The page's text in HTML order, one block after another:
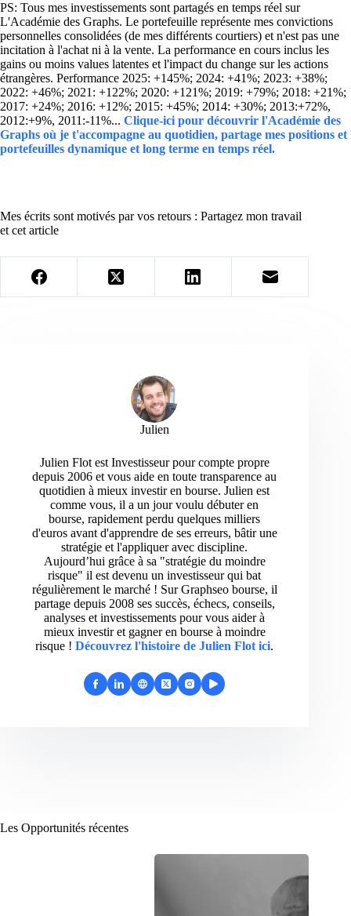
PS: Tous mes investissements sont partagés en temps réel sur
L'Académie des Graphs. Le portefeuille représente mes convictions
personnelles consolidées (de mes différents courtiers) et n'est pas une
incitation à l'achat ni à la vente. La performance en cours inclus les
gains ou moins values latentes et l'impact du change sur les actions
étrangères. Performance 2025: +145%; 2024: +41%; 2023: +38%;
2022: +46%; 2021: +122%; 2020: +121%; 2019: +79%; 2018: +21%;
2017: +24%; 2016: +12%; 2015: +45%; 2014: +30%; 2013:+72%,
2012:+9%, 2011:-11%... Clique-ici pour découvrir l'Académie des
Graphs où je t'accompagne au quotidien, partage mes positions et
portefeuilles dynamique et long terme en temps réel.
Mes écrits sont motivés par vos retours : Partagez mon travail
et cet article
Julien
Julien Flot est Investisseur pour compte propre
depuis 2006 et vous aide en toute transparence au
quotidien à mieux investir en bourse. Julien est
comme vous, il a un jour voulu débuter en
bourse, rapidement perdu quelques milliers
d'euros avant d'apprendre de ses erreurs, bâtir une
stratégie et l'appliquer avec discipline.
Aujourd’hui grâce à sa "stratégie du moindre
risque" il est devenu un investisseur qui bat
régulièrement le marché ! Sur Graphseo bourse, il
partage depuis 2008 ses succès, échecs, conseils,
analyses et investissements pour vous aider à
mieux investir et gagner en bourse à moindre
risque ! Découvrez l'histoire de Julien Flot ici.
Les Opportunités récentes